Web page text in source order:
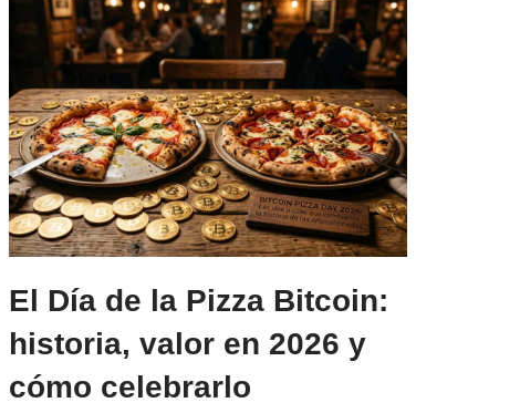
El Día de la Pizza Bitcoin:
historia, valor en 2026 y
cómo celebrarlo